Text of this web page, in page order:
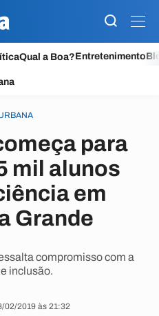
Qual a Boa?Entretenimento
para
mil alunos
em
Grande
compromisso com a
inclusão.
02/2019 às 21:32